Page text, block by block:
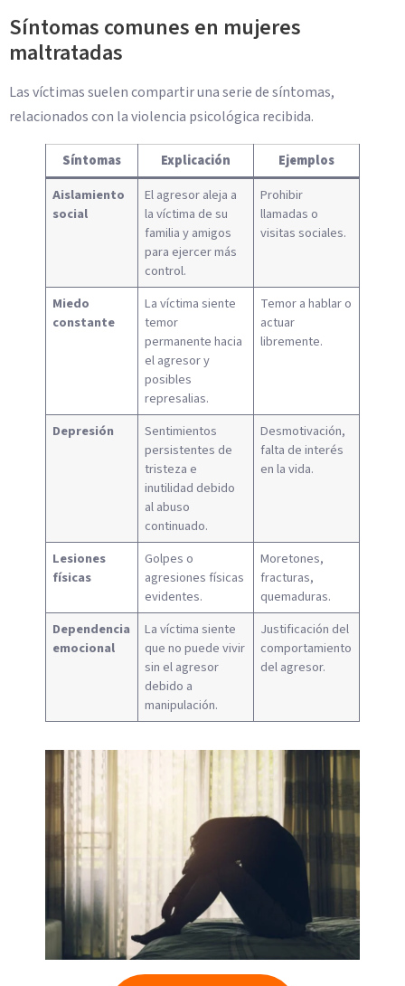
Síntomas comunes en mujeres
maltratadas
Las víctimas suelen compartir una serie de síntomas,
relacionados con la violencia psicológica recibida.
Síntomas Explicación
Ejemplos
Aislamiento
social
El agresor aleja a
la víctima de su
familia y amigos
para ejercer más
control.
Prohibir
llamadas o
visitas sociales.
Miedo
constante
La víctima siente
temor
permanente hacia
el agresor y
posibles
represalias.
Temor a hablar o
actuar
libremente.
Depresión
Sentimientos
persistentes de
tristeza e
inutilidad debido
al abuso
continuado.
Desmotivación,
falta de interés
en la vida.
Lesiones
físicas
Golpes o
agresiones físicas
evidentes.
Moretones,
fracturas,
quemaduras.
Dependencia
emocional
La víctima siente
que no puede vivir
sin el agresor
debido a
manipulación.
Justificación del
comportamiento
del agresor.